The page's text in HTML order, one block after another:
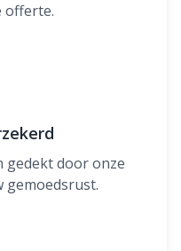
offerte.
gedekt door onze
gemoedsrust.